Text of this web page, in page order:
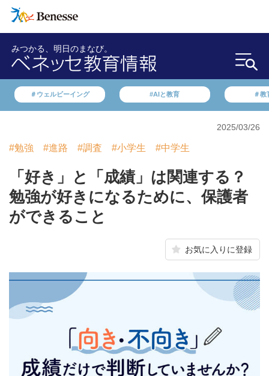
みつかる、明日のまなび。
＃ウェルビーイング #AIと教育 ＃教
2025/03/26
#勉強 #進路 #調査 #小学生 #中学生
「好き」と「成績」は関連する？
勉強が好きになるために、保護者
ができること
お気に入りに登録